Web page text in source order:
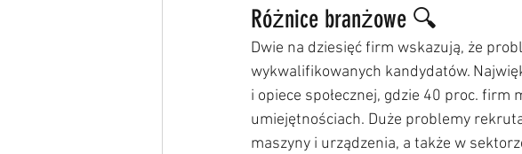
Różnice branżowe 🔍
Dwie na dziesięć firm wskazują, że
wykwalifikowanych kandydatów.
i opiece społecznej, gdzie 40 proc. firm
umiejętnościach. Duże problemy
maszyny i urządzenia, a także w